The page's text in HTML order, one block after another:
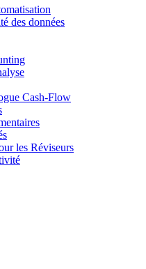
des données
Cash-Flow
les Réviseurs